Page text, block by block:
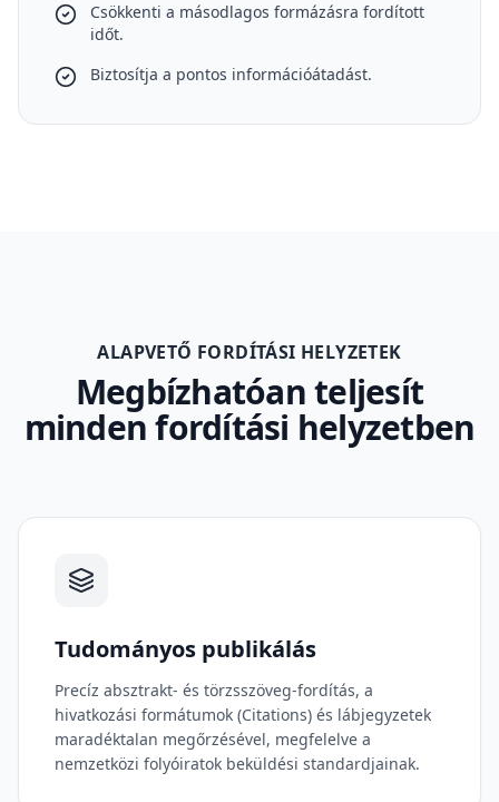
Csökkenti a másodlagos formázásra fordított
időt.
Biztosítja a pontos információátadást.
ALAPVETŐ FORDÍTÁSI HELYZETEK
Megbízhatóan teljesít
minden fordítási helyzetben
Tudományos publikálás
Precíz absztrakt- és törzsszöveg-fordítás, a
hivatkozási formátumok (Citations) és lábjegyzetek
maradéktalan megőrzésével, megfelelve a
nemzetközi folyóiratok beküldési standardjainak.